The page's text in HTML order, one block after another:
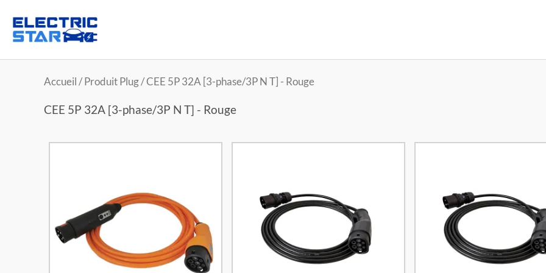
Accueil/ Produit Plug / CEE 5P 32A [3-phase/3P N T] - Rouge
CEE 5P 32A [3-phase/3P N T] - Rouge